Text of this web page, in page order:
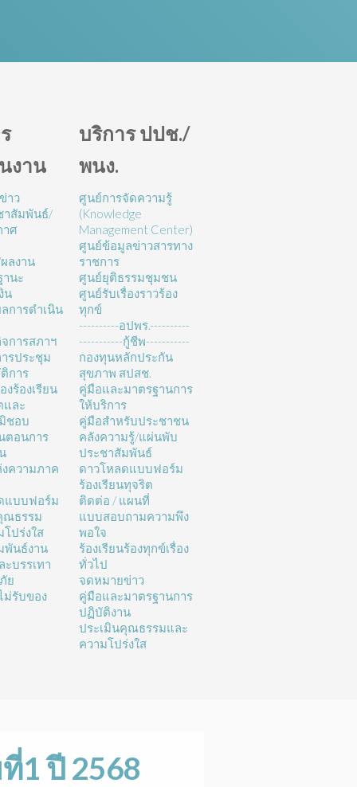
งาน
าว
าสัมพันธ์/
าศ
ลงาน
นะ
น
การดำเนิน
การสภาฯ
รประชุม
การ
งร้องเรียน
และ
ชอบ
ตอนการ
ความภาค
แบบฟอร์ม
ณธรรม
ปร่งใส
พันธ์งาน
บรรเทา
ย
ม่รับของ
บริการ ปปช./
พนง.
ศูนย์การจัดความรู้
(Knowledge
Management Center)
ศูนย์ข้อมูลข่าวสารทาง
ราชการ
ศูนย์ยุติธรรมชุมชน
ศูนย์รับเรื่องราวร้อง
ทุกข์
----------อปพร.----------
-----------กู้ชีพ-----------
กองทุนหลักประกัน
สุขภาพ สปสช.
คู่มือและมาตรฐานการ
ให้บริการ
คู่มือสำหรับประชาชน
คลังความรู้/แผ่นพับ
ประชาสัมพันธ์
ดาวโหลดแบบฟอร์ม
ร้องเรียนทุจริต
ติดต่อ / แผนที่
แบบสอบถามความพึง
พอใจ
ร้องเรียนร้องทุกข์เรื่อง
ทั่วไป
จดหมายข่าว
คู่มือและมาตรฐานการ
ปฏิบัติงาน
ประเมินคุณธรรมและ
ความโปร่งใส
1 ปี 2568